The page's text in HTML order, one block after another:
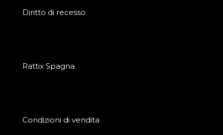
Diritto di recesso
Rattix Spagna
Condizioni di vendita